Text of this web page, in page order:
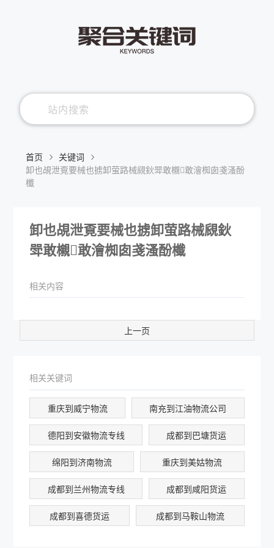
首页
关键词
卸也覘泄覔要械也掳卸萤路械覛鈥斝敢櫬敢澮椥囱戔溞酚
櫼
卸也覘泄覔要械也掳卸萤路械覛鈥
斝敢櫬敢澮椥囱戔溞酚櫼
相关内容
上一页
相关关键词
重庆到威宁物流 南充到江油物流公司
德阳到安徽物流专线 成都到巴塘货运
绵阳到济南物流 重庆到美姑物流
成都到兰州物流专线 成都到咸阳货运
成都到喜德货运 成都到马鞍山物流